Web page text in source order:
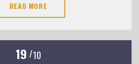
READ MORE
19 /10